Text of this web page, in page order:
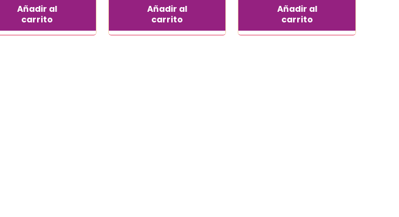
Añadir al
carrito
Añadir al
carrito
Añadir al
carrito